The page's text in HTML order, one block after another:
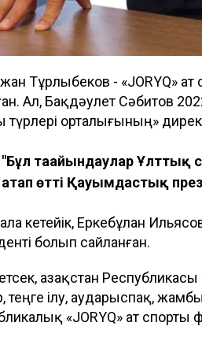
Тұрлыбеков - «JORYQ»
Ал, Бақдәулет Сәбитов
түрлері орталығының»
"Бұл тағайындаулар
атап өтті Қауымдастық
кетейік, Еркебұлан
болып сайланған.
Қазақстан
теңге ілу, аударыспақ,
«JORYQ» ат спорты